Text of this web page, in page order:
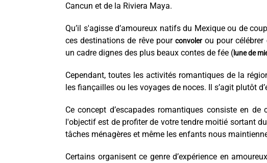
Cancun et de la Riviera Maya.
Qu’il s'agisse d’amoureux natifs du Mexique ou de
ces destinations de rêve pour convolerou pour célébrer
un cadre dignes des plus beaux contes de fée ( lune de
Cependant, toutes les activités romantiques de la
les fiançailles ou les voyages de noces. Il s’agit plutôt
Ce concept d’escapades romantiques consiste en
l'objectif est de profiter de votre tendre moitié sortant
tâches ménagères et même les enfants nous
Certains organisent ce genre d’expérience en